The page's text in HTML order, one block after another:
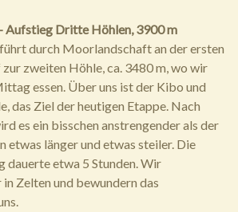
Aufstieg Dritte Höhlen, 3900 m
durch Moorlandschaft an der ersten
zweiten Höhle, ca. 3480 m, wo wir
essen. Über uns ist der Kibo und
das Ziel der heutigen Etappe. Nach
es ein bisschen anstrengender als der
etwas länger und etwas steiler. Die
dauerte etwa 5 Stunden. Wir
Zelten und bewundern das